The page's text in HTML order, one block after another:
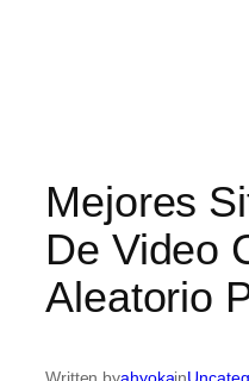
Mejores
De Video
Aleatorio